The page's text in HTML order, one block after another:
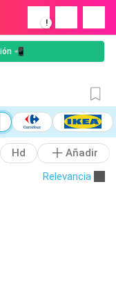
!
📲
Hd
Añadir
Relevancia